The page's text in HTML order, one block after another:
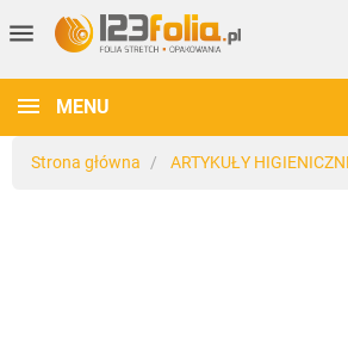
menu
MENU
Strona główna ARTYKUŁY